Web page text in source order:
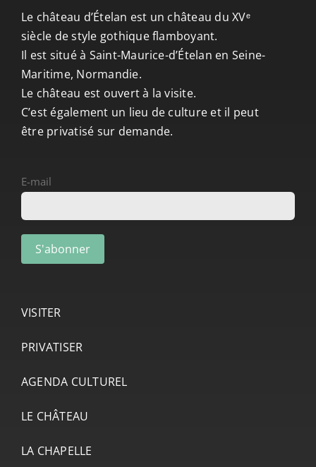
Le château d’Ételan est un château du XVᵉ
siècle de style gothique flamboyant.
Il est situé à Saint-Maurice-d’Ételan en Seine-
Maritime, Normandie.
Le château est ouvert à la visite.
C’est également un lieu de culture et il peut
être privatisé sur demande.
E-mail
VISITER
PRIVATISER
AGENDA CULTUREL
LE CHÂTEAU
LA CHAPELLE